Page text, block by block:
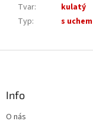
Tvar:
kulatý
Typ: s uchem
Info
O nás